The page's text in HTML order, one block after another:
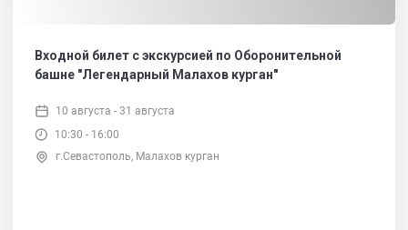
Входной билет с экскурсией по Оборонительной
башне "Легендарный Малахов курган"
10 августа - 31 августа
10:30 - 16:00
г.Севастополь, Малахов курган